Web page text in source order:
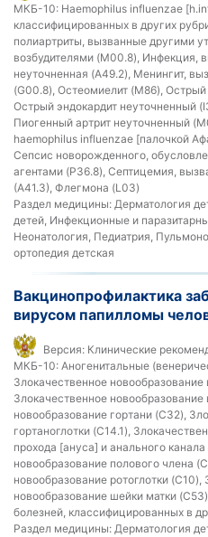
МКБ-10: Haemophilus influenzae
классифицированных в других
полиартриты, вызванные другими
возбудителями (M00.8), Инфекция,
неуточненная (A49.2), Менингит,
(G00.8), Остеомиелит (M86),
Острый эндокардит неуточненный
Пиогенный артрит неуточненный
haemophilus influenzae [палочкой
Сепсис новорожденного,
агентами (P36.8), Септицемия,
(A41.3), Флегмона (L03)
Раздел медицины: Дерматология
детей, Инфекционные и
Неонатология, Педиатрия,
ортопедия детская
Вакцинопрофилактика
вирусом папилломы
Версия: Клинические
МКБ-10: Аногенитальные
Злокачественное
Злокачественное
новообразование гортани (C32),
гортаноглотки (C14.1),
прохода [ануса] и анального
новообразование полового члена
новообразование ротоглотки (C10),
новообразование шейки матки
болезней, классифицированных в
Раздел медицины: Дерматология